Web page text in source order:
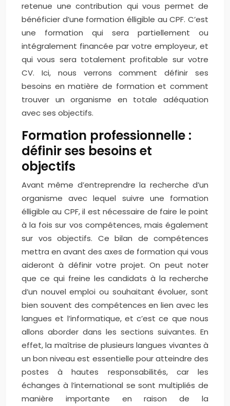
retenue une contribution qui vous permet de
bénéficier d’une formation élligible au CPF. C’est
une formation qui sera partiellement ou
intégralement financée par votre employeur, et
qui vous sera totalement profitable sur votre
CV. Ici, nous verrons comment définir ses
besoins en matière de formation et comment
trouver un organisme en totale adéquation
avec ses objectifs.
Formation professionnelle :
définir ses besoins et
objectifs
Avant même d’entreprendre la recherche d’un
organisme avec lequel suivre une formation
élligible au CPF, il est nécessaire de faire le point
à la fois sur vos compétences, mais également
sur vos objectifs. Ce bilan de compétences
mettra en avant des axes de formation qui vous
aideront à définir votre projet. On peut noter
que ce qui freine les candidats à la recherche
d’un nouvel emploi ou souhaitant évoluer, sont
bien souvent des compétences en lien avec les
langues et l’informatique, et c’est ce que nous
allons aborder dans les sections suivantes. En
effet, la maîtrise de plusieurs langues vivantes à
un bon niveau est essentielle pour atteindre des
postes à hautes responsabilités, car les
échanges à l’international se sont multipliés de
manière importante en raison de la